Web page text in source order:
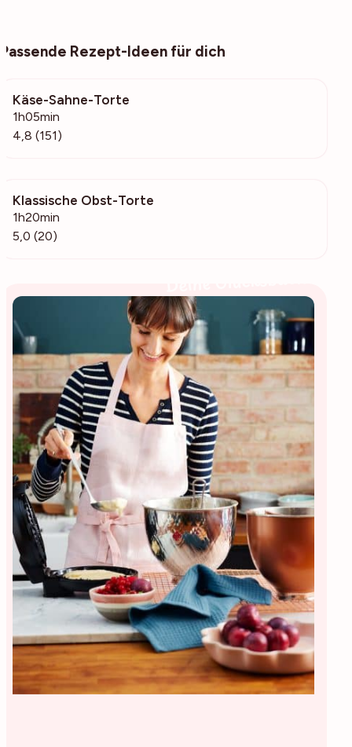
Passende Rezept-Ideen für dich
Käse-Sahne-Torte
1h05min
4,8 (151)
Klassische Obst-Torte
1h20min
5,0 (20)